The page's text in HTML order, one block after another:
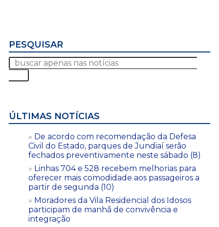
PESQUISAR
ÚLTIMAS NOTÍCIAS
De acordo com recomendação da Defesa
Civil do Estado, parques de Jundiaí serão
fechados preventivamente neste sábado (8)
Linhas 704 e 528 recebem melhorias para
oferecer mais comodidade aos passageiros a
partir de segunda (10)
Moradores da Vila Residencial dos Idosos
participam de manhã de convivência e
integração